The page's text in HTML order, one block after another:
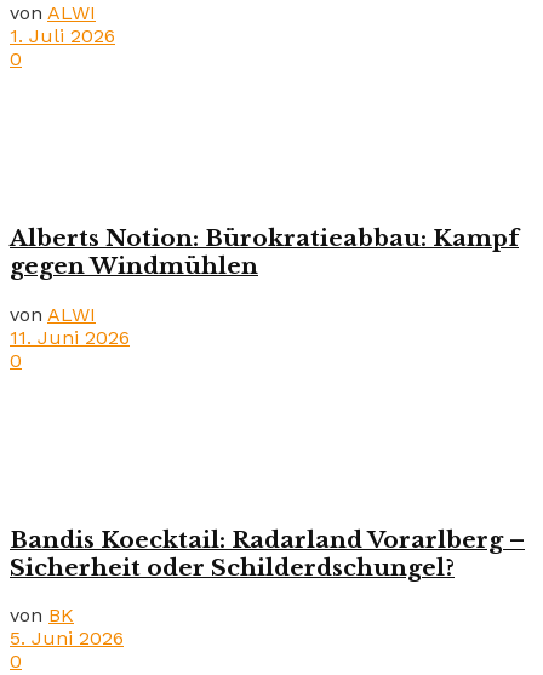
von ALWI
1. Juli 2026
0
Alberts Notion: Bürokratieabbau: Kampf
gegen Windmühlen
von ALWI
11. Juni 2026
0
Bandis Koecktail: Radarland Vorarlberg –
Sicherheit oder Schilderdschungel?
von BK
5. Juni 2026
0